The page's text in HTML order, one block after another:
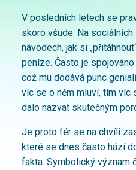
V posledních letech se
skoro všude. Na
návodech, jak si
peníze. Často je
což mu dodává punc
víc se o něm mluví, tím víc
dalo nazvat skutečným
Je proto fér se na chvíli
které se dnes často hází
fakta. Symbolický význam